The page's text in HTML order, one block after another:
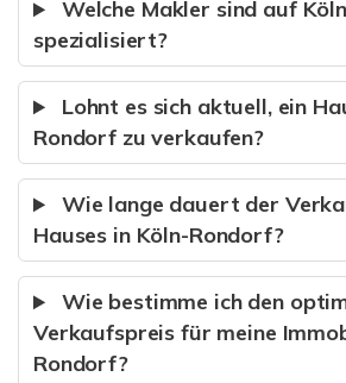
Welche Makler sind auf
spezialisiert?
Lohnt es sich aktuell, ein
Rondorf zu verkaufen?
Wie lange dauert der
Hauses in Köln-Rondorf?
Wie bestimme ich den
Verkaufspreis für meine
Rondorf?